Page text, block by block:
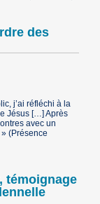
des
j’ai réfléchi à la
Jésus […] Après
avec un
(Présence
témoignage